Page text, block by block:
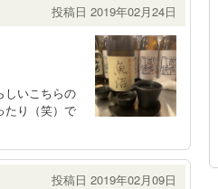
投稿日 2019年02月24日
しいこちらの
たり（笑）で
投稿日 2019年02月09日